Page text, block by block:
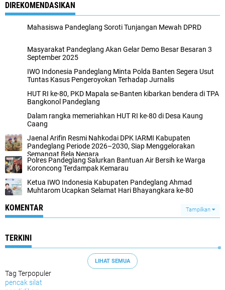
DIREKOMENDASIKAN
Mahasiswa Pandeglang Soroti Tunjangan Mewah DPRD
Masyarakat Pandeglang Akan Gelar Demo Besar Besaran 3
September 2025
IWO Indonesia Pandeglang Minta Polda Banten Segera Usut
Tuntas Kasus Pengeroyokan Terhadap Jurnalis
HUT RI ke-80, PKD Mapala se-Banten kibarkan bendera di TPA
Bangkonol Pandeglang
Dalam rangka memeriahkan HUT RI ke-80 di Desa Kaung
Caang
Jaenal Arifin Resmi Nahkodai DPK IARMI Kabupaten
Pandeglang Periode 2026–2030, Siap Menggelorakan
Semangat Bela Negara
Polres Pandeglang Salurkan Bantuan Air Bersih ke Warga
Koroncong Terdampak Kemarau
Ketua IWO Indonesia Kabupaten Pandeglang Ahmad
Muhtarom Ucapkan Selamat Hari Bhayangkara ke-80
KOMENTAR Tampilkan
TERKINI
LIHAT SEMUA
Tag Terpopuler
pencak silat